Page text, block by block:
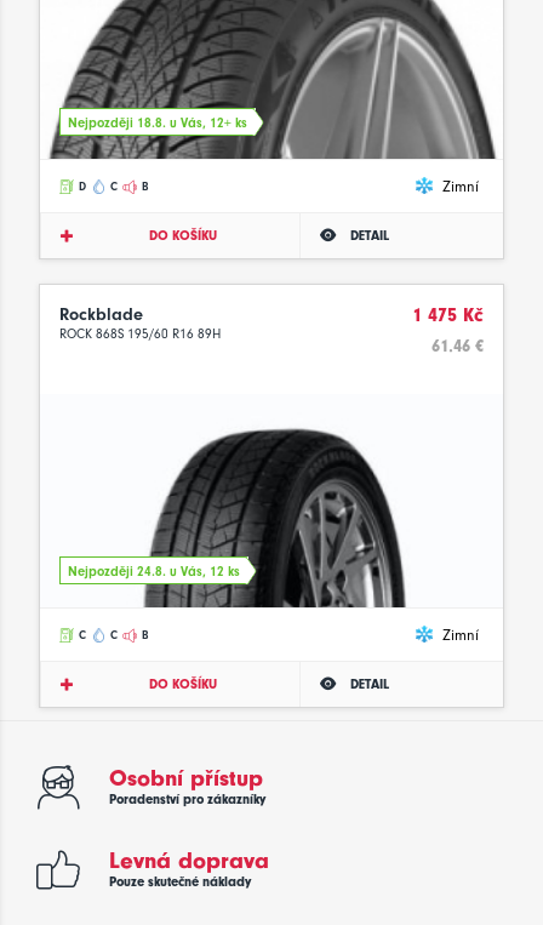
Nejpozději 18.8. u Vás, 12+ ks
D C B Zimní
DO KOŠÍKU DETAIL
Rockblade
ROCK 868S 195/60 R16 89H
1 475 Kč
61.46 €
Nejpozději 24.8. u Vás, 12 ks
C C B Zimní
DO KOŠÍKU DETAIL
Osobní přístup
Poradenství pro zákazníky
Levná doprava
Pouze skutečné náklady